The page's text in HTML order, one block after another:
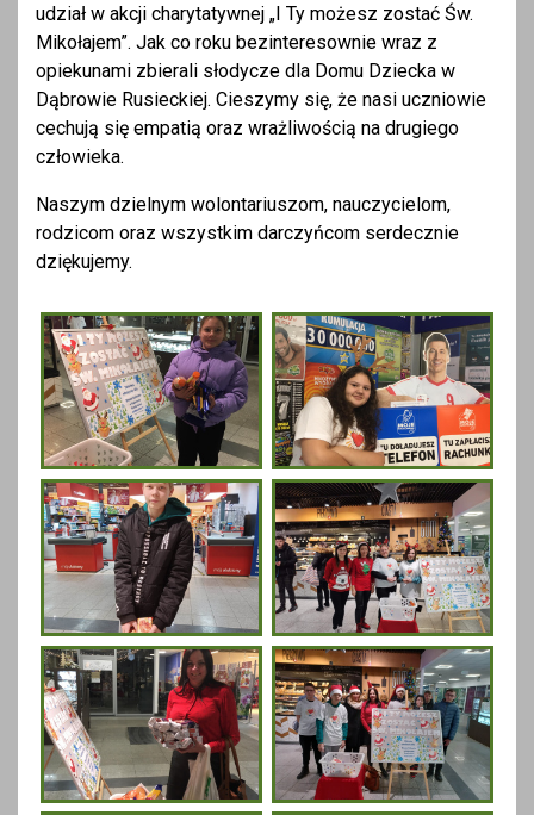
udział w akcji charytatywnej „I Ty możesz zostać Św.
Mikołajem”. Jak co roku bezinteresownie wraz z
opiekunami zbierali słodycze dla Domu Dziecka w
Dąbrowie Rusieckiej. Cieszymy się, że nasi uczniowie
cechują się empatią oraz wrażliwością na drugiego
człowieka.
Naszym dzielnym wolontariuszom, nauczycielom,
rodzicom oraz wszystkim darczyńcom serdecznie
dziękujemy.